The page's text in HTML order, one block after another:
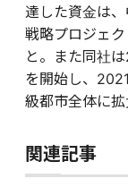
達した資金は
戦略プロジェ
と。また同社
を開始し、
級都市全体に拡
関連記事